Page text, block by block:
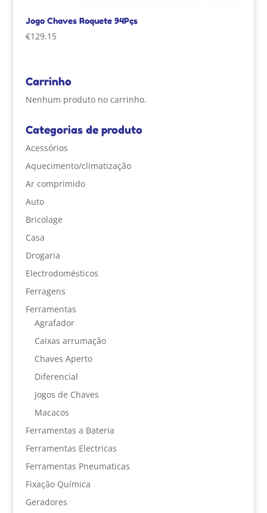
Jogo Chaves Roquete 94Pçs
€129.15
Carrinho
Nenhum produto no carrinho.
Categorias de produto
Acessórios
Aquecimento/climatização
Ar comprimido
Auto
Bricolage
Casa
Drogaria
Electrodomésticos
Ferragens
Ferramentas
Agrafador
Caixas arrumação
Chaves Aperto
Diferencial
Jogos de Chaves
Macacos
Ferramentas a Bateria
Ferramentas Electricas
Ferramentas Pneumaticas
Fixação Química
Geradores